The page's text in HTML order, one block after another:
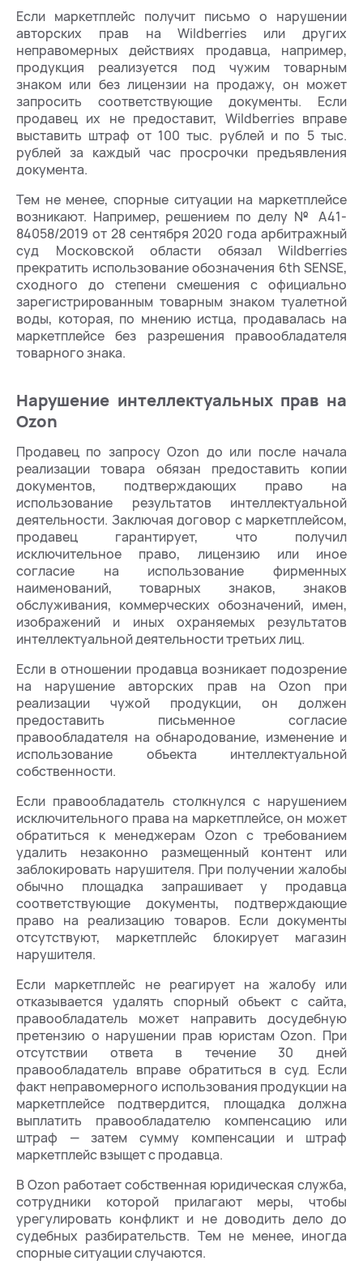
Если маркетплейс получит письмо о нарушении
авторских прав на Wildberries или других
неправомерных действиях продавца, например,
продукция реализуется под чужим товарным
знаком или без лицензии на продажу, он может
запросить соответствующие документы. Если
продавец их не предоставит, Wildberries вправе
выставить штраф от 100 тыс. рублей и по 5 тыс.
рублей за каждый час просрочки предъявления
документа.
Тем не менее, спорные ситуации на маркетплейсе
возникают. Например, решением по делу № А41-
84058/2019 от 28 сентября 2020 года арбитражный
суд Московской области обязал Wildberries
прекратить использование обозначения 6th SENSE,
сходного до степени смешения с официально
зарегистрированным товарным знаком туалетной
воды, которая, по мнению истца, продавалась на
маркетплейсе без разрешения правообладателя
товарного знака.
Нарушение интеллектуальных прав на
Ozon
Продавец по запросу Ozon до или после начала
реализации товара обязан предоставить копии
документов, подтверждающих право на
использование результатов интеллектуальной
деятельности. Заключая договор с маркетплейсом,
продавец гарантирует, что получил
исключительное право, лицензию или иное
согласие на использование фирменных
наименований, товарных знаков, знаков
обслуживания, коммерческих обозначений, имен,
изображений и иных охраняемых результатов
интеллектуальной деятельности третьих лиц.
Если в отношении продавца возникает подозрение
на нарушение авторских прав на Ozon при
реализации чужой продукции, он должен
предоставить письменное согласие
правообладателя на обнародование, изменение и
использование объекта интеллектуальной
собственности.
Если правообладатель столкнулся с нарушением
исключительного права на маркетплейсе, он может
обратиться к менеджерам Ozon с требованием
удалить незаконно размещенный контент или
заблокировать нарушителя. При получении жалобы
обычно площадка запрашивает у продавца
соответствующие документы, подтверждающие
право на реализацию товаров. Если документы
отсутствуют, маркетплейс блокирует магазин
нарушителя.
Если маркетплейс не реагирует на жалобу или
отказывается удалять спорный объект с сайта,
правообладатель может направить досудебную
претензию о нарушении прав юристам Ozon. При
отсутствии ответа в течение 30 дней
правообладатель вправе обратиться в суд. Если
факт неправомерного использования продукции на
маркетплейсе подтвердится, площадка должна
выплатить правообладателю компенсацию или
штраф — затем сумму компенсации и штраф
маркетплейс взыщет с продавца.
В Ozon работает собственная юридическая служба,
сотрудники которой прилагают меры, чтобы
урегулировать конфликт и не доводить дело до
судебных разбирательств. Тем не менее, иногда
спорные ситуации случаются.